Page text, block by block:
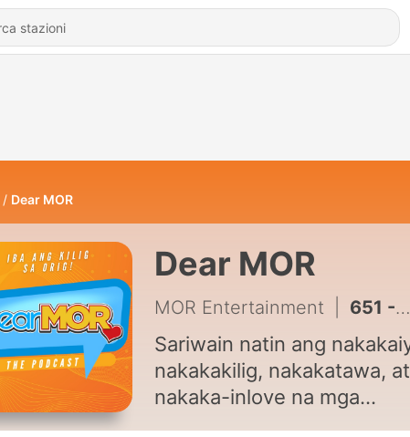
Dear MOR
Dear MOR
MOR Entertainment 651 - Pagkatapos Ng Drama: “Singsing” (The Amy Story)
Sariwain natin ang
nakakakilig, nakakatawa, at
nakaka-inlove na mga